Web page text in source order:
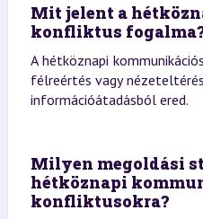
Mit jelent a
konfliktus
A hétköznapi
félreértés vagy
információátadásból ered.
Milyen megoldási
hétköznapi
konfliktusokra?